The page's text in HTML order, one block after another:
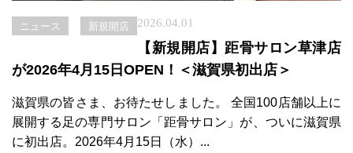
ニュース 新規開店 2026.04.01
【新規開店】距骨サロン草津店
が2026年4月15日OPEN！＜滋賀県初出店＞
滋賀県の皆さま、お待たせしました。 全国100店舗以上に
展開する足の専門サロン「距骨サロン」が、ついに滋賀県
に初出店。2026年4月15日（水）...